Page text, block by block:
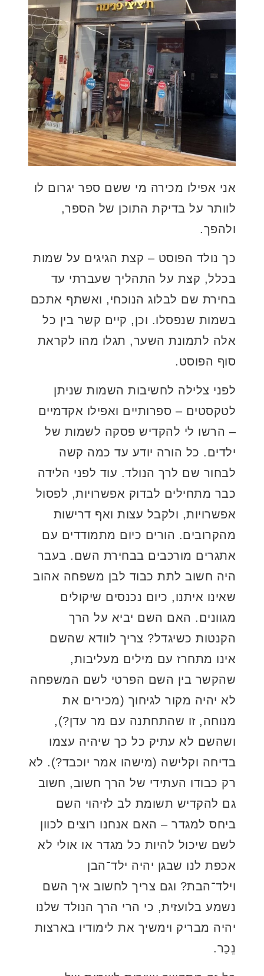
אני אפילו מכירה מי ששם ספר יגרום לו
לוותר על בדיקת התוכן של הספר,
ולהפך.
כך נולד הפוסט – קצת הגיגים על שמות
בכלל, קצת על התהליך שעברתי עד
בחירת שם לבלוג הנוכחי, ואשתף אתכם
בשמות שנפסלו. וכן, קיים קשר בין כל
אלה לתמונת השער, תגלו מהו לקראת
סוף הפוסט.
לפני צלילה לחשיבות השמות שניתן
לטקסטים – ספרותיים ואפילו אקדמיים
– הרשו לי להקדיש פסקה לשמות של
ילדים. כל הורה יודע עד כמה קשה
לבחור שם לרך הנולד. עוד לפני הלידה
כבר מתחילים לבדוק אפשרויות, לפסול
אפשרויות, ולקבל עצות ואף דרישות
מהקרובים. הורים כיום מתמודדים עם
אתגרים מורכבים בבחירת השם. בעבר
היה חשוב לתת כבוד לבן משפחה אהוב
שאינו איתנו, כיום נכנסים שיקולים
מגוונים. האם השם יביא על הרך
הקנטות כשיגדל? צריך לוודא שהשם
אינו מתחרז עם מילים מעליבות,
שהקשר בין השם הפרטי לשם המשפחה
לא יהיה מקור לגיחוך (מכירים את
מנוחה, זו שהתחתנה עם מר עדן?),
ושהשם לא עתיק כל כך שיהיה עצמו
בדיחה וקלישה (מישהו אמר יוכבד?). לא
רק כבודו העתידי של הרך חשוב, חשוב
גם להקדיש תשומת לב לזיהוי השם
ביחס למגדר – האם אנחנו רוצים לכוון
לשם שיכול להיות כל מגדר או אולי לא
אכפת לנו שבגן יהיה ילד־הבן
וילד־הבת? וגם צריך לחשוב איך השם
נשמע בלועזית, כי הרי הרך הנולד שלנו
יהיה מבריק וימשיך את לימודיו בארצות
נֵכַר.